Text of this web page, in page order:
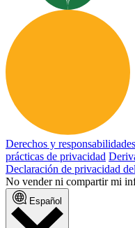
Melisha Jagat, APRN